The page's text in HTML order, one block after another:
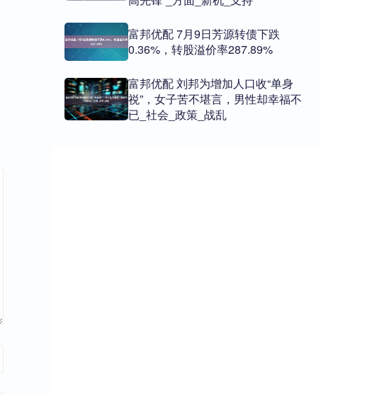
富邦优配 7月9日芳源转债下跌
0.36%，转股溢价率287.89%
富邦优配 刘邦为增加人口收“单身
祱”，女子苦不堪言，男性却幸福不
已_社会_政策_战乱